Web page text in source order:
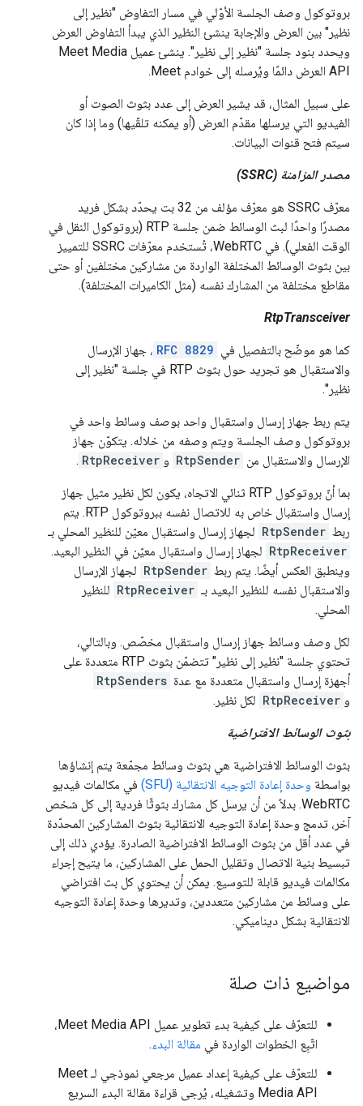
بروتوكول وصف الجلسة الأوّلي في مسار التفاوض "نظير إلى
نظير" بين العرض والإجابة ينشئ النظير الذي يبدأ التفاوض العرض
ويحدد بنود جلسة "نظير إلى نظير". ينشئ عميل Meet Media
API العرض دائمًا ويُرسله إلى خوادم Meet.
على سبيل المثال، قد يشير العرض إلى عدد بثوث الصوت أو
الفيديو التي يرسلها مقدّم العرض (أو يمكنه تلقّيها) وما إذا كان
سيتم فتح قنوات البيانات.
مصدر المزامنة (SSRC)
معرّف SSRC هو معرّف مؤلف من 32 بت يحدّد بشكل فريد
مصدرًا واحدًا لبث الوسائط ضمن جلسة RTP (بروتوكول النقل في
الوقت الفعلي). في WebRTC، تُستخدم معرّفات SSRC للتمييز
بين بثوث الوسائط المختلفة الواردة من مشاركين مختلفين أو حتى
مقاطع مختلفة من المشارك نفسه (مثل الكاميرات المختلفة).
RtpTransceiver
كما هو موضّح بالتفصيل في RFC 8829 ، جهاز الإرسال
والاستقبال هو تجريد حول بثوث RTP في جلسة "نظير إلى
نظير".
يتم ربط جهاز إرسال واستقبال واحد بوصف وسائط واحد في
بروتوكول وصف الجلسة ويتم وصفه من خلاله. يتكوّن جهاز
الإرسال والاستقبال من RtpSender و RtpReceiver
.
بما أنّ بروتوكول RTP ثنائي الاتجاه، يكون لكل نظير مثيل جهاز
إرسال واستقبال خاص به للاتصال نفسه ببروتوكول RTP. يتم
ربط RtpSender لجهاز إرسال واستقبال معيّن للنظير المحلي بـ
RtpReceiver لجهاز إرسال واستقبال معيّن في النظير البعيد.
وينطبق العكس أيضًا. يتم ربط RtpSender لجهاز الإرسال
والاستقبال نفسه للنظير البعيد بـ RtpReceiver للنظير
المحلي.
لكل وصف وسائط جهاز إرسال واستقبال مخصّص. وبالتالي،
تحتوي جلسة "نظير إلى نظير" تتضمّن بثوث RTP متعددة على
أجهزة إرسال واستقبال متعددة مع عدة RtpSenders
و RtpReceiver لكل نظير.
بثوث الوسائط الافتراضية
بثوث الوسائط الافتراضية هي بثوث وسائط مجمّعة يتم إنشاؤها
بواسطة وحدة إعادة التوجيه الانتقائية (SFU)
في مكالمات فيديو
WebRTC. بدلاً من أن يرسل كل مشارك بثوثًا فردية إلى كل شخص
آخر، تدمج وحدة إعادة التوجيه الانتقائية بثوث المشاركين المحدّدة
في عدد أقل من بثوث الوسائط الافتراضية الصادرة. يؤدي ذلك إلى
تبسيط بنية الاتصال وتقليل الحمل على المشاركين، ما يتيح إجراء
مكالمات فيديو قابلة للتوسيع. يمكن أن يحتوي كل بث افتراضي
على وسائط من مشاركين متعددين، وتديرها وحدة إعادة التوجيه
الانتقائية بشكل ديناميكي.
مواضيع ذات صلة
للتعرّف على كيفية بدء تطوير عميل Meet Media API،
اتّبِع الخطوات الواردة في مقالة البدء.
للتعرّف على كيفية إعداد عميل مرجعي نموذجي لـ Meet
Media API وتشغيله، يُرجى قراءة مقالة البدء السريع